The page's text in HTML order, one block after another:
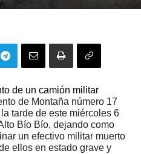
de un camión militar
de Montaña número 17
tarde de este miércoles 6
Bío Bío, dejando como
un efectivo militar muerto
ellos en estado grave y